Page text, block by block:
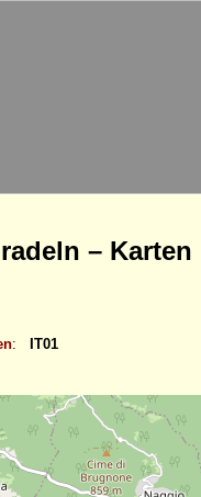
– Karten
: IT01